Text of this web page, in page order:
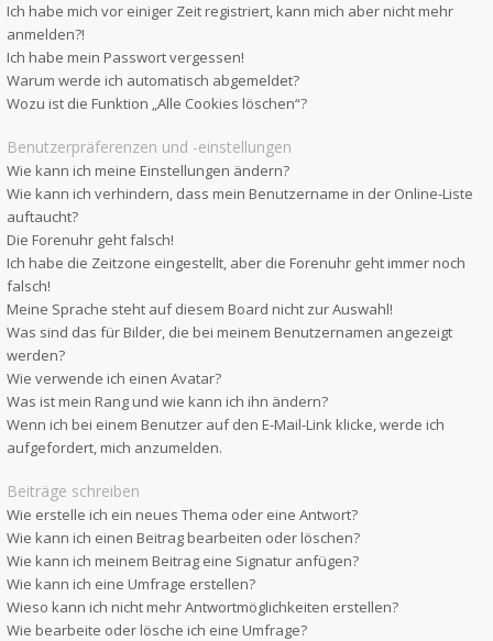
Ich habe mich vor einiger Zeit registriert, kann mich aber nicht mehr
anmelden?!
Ich habe mein Passwort vergessen!
Warum werde ich automatisch abgemeldet?
Wozu ist die Funktion „Alle Cookies löschen“?
Benutzerpräferenzen und -einstellungen
Wie kann ich meine Einstellungen ändern?
Wie kann ich verhindern, dass mein Benutzername in der Online-Liste
auftaucht?
Die Forenuhr geht falsch!
Ich habe die Zeitzone eingestellt, aber die Forenuhr geht immer noch
falsch!
Meine Sprache steht auf diesem Board nicht zur Auswahl!
Was sind das für Bilder, die bei meinem Benutzernamen angezeigt
werden?
Wie verwende ich einen Avatar?
Was ist mein Rang und wie kann ich ihn ändern?
Wenn ich bei einem Benutzer auf den E-Mail-Link klicke, werde ich
aufgefordert, mich anzumelden.
Beiträge schreiben
Wie erstelle ich ein neues Thema oder eine Antwort?
Wie kann ich einen Beitrag bearbeiten oder löschen?
Wie kann ich meinem Beitrag eine Signatur anfügen?
Wie kann ich eine Umfrage erstellen?
Wieso kann ich nicht mehr Antwortmöglichkeiten erstellen?
Wie bearbeite oder lösche ich eine Umfrage?